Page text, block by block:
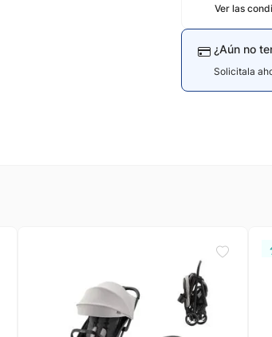
Ver las
¿Aún no
Solicitala